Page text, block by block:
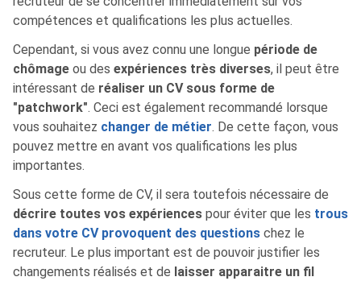
compétences et qualifications les plus actuelles.
Cependant, si vous avez connu une longue période de
chômage ou des expériences très diverses, il peut être
intéressant de réaliser un CV sous forme de
"patchwork". Ceci est également recommandé lorsque
vous souhaitez changer de métier. De cette façon, vous
pouvez mettre en avant vos qualifications les plus
importantes.
Sous cette forme de CV, il sera toutefois nécessaire de
décrire toutes vos expériences pour éviter que les trous
dans votre CV provoquent des questions chez le
recruteur. Le plus important est de pouvoir justifier les
changements réalisés et de laisser apparaitre un fil